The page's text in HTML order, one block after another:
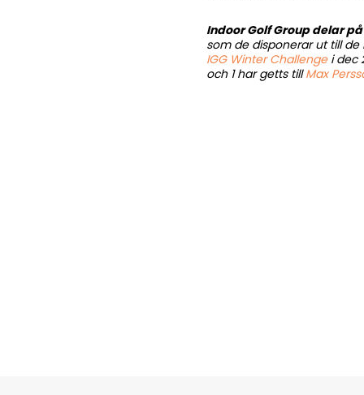
Indoor Golf Group delar
som de disponerar ut till de
IGG Winter Challengei dec
och 1 har getts tillMax